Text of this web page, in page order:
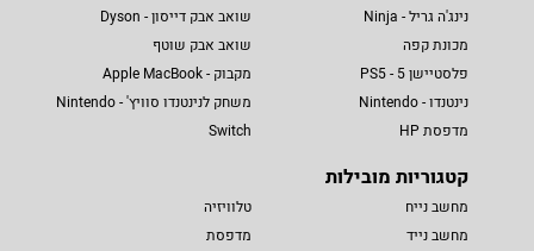
נינג'ה גריל - Ninja
מכונת קפה
פלסטיישן 5 - PS5
נינטנדו - Nintendo
מדפסת HP
שואב אבק דייסון - Dyson
שואב אבק שוטף
מקבוק - Apple MacBook
משחק לנינטנדו סוויץ' - Nintendo
Switch
קטגוריות מובילות
מחשב נייח
מחשב נייד
טלוויזיה
מדפסת